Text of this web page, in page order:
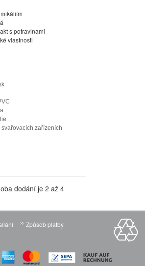
s potravinami
vlastnosti
zařízeních
dodání je 2 až 4
Způsob platby